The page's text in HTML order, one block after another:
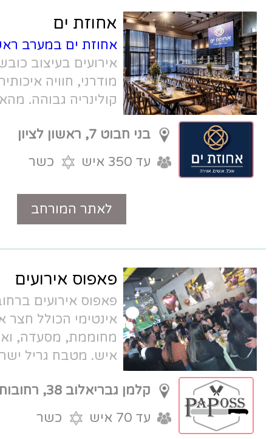
אחוזת ים
אחוזת ים במערב ראשון לציון- אולם
אירועים בעיצוב כובש, סגנון אורבני
מודרני, חוויה איכותית ואלגנטית עם
קולינריה גבוהה. מהאולמות האהובים
בראשון לציון.
בני חבוט 7, ראשון לציון
כשר
טלפון
פאפוס אירועים
פאפוס אירועים ברחובות - מתחם
אינטימי הכולל חצר אירועים, בריכה
מחוממת, מסעדה, ואולם בוטיק עד 70
איש. מטבח גריל ישראלי כשר, חניה
לאורחים ועוד.
קלמן גבריאלוב 38, רחובות
כשר